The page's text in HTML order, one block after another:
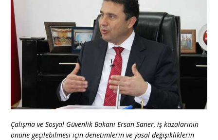
Çalışma ve Sosyal Güvenlik Bakanı Ersan Saner, iş kazalarının
önüne geçilebilmesi için denetimlerin ve yasal değişikliklerin